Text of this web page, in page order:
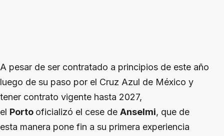
A pesar de ser contratado a principios de este año
luego de su paso por el Cruz Azul de México y
tener contrato vigente hasta 2027,
el Porto oficializó el cese de Anselmi, que de
esta manera pone fin a su primera experiencia